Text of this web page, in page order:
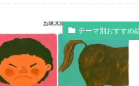
未分類
テーマ別おすすめ